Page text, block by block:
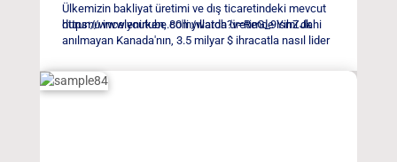
Ülkemizin bakliyat üretimi ve dış ticaretindeki mevcut
durumu incelenirken, 80'li yıllarda üretimde ismi dahi
anılmayan Kanada'nın, 3.5 milyar $ ihracatla nasıl lider
Programı aşağıdaki linkten izleyebilirsiniz
https://www.youtube.com/watch?v=ReG_9YihZJk